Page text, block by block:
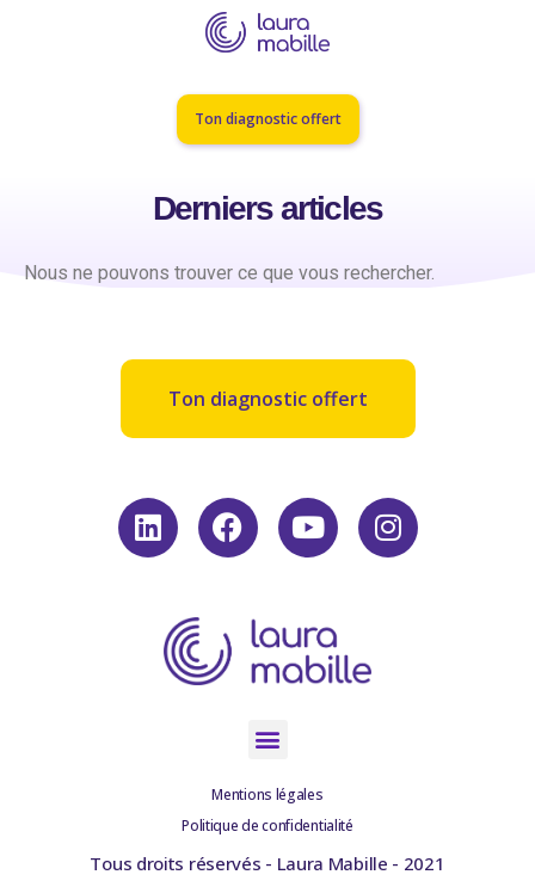
Ton diagnostic offert
Derniers articles
Nous ne pouvons trouver ce que vous rechercher.
Ton diagnostic offert
Mentions légales
Politique de confidentialité
Tous droits réservés - Laura Mabille - 2021